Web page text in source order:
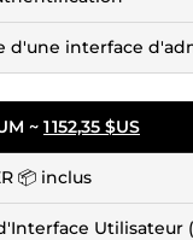
d'une interface
~ 1 152,35 $US
📦 inclus
Utilisateur